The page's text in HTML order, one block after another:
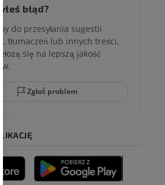
błąd?
do przesyłania sugestii
tłumaczeń lub innych treści,
się na lepszą jakość
Zgłoś problem